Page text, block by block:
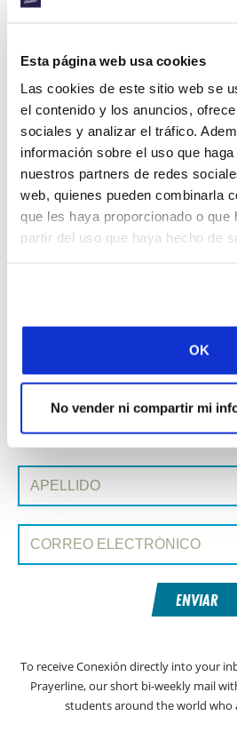
Esta página web usa cookies
Las cookies de este sitio web se
el contenido y los anuncios,
sociales y analizar el tráfico.
información sobre el uso que
nuestros partners de redes
web, quienes pueden combinarla
que les haya proporcionado o que
partir del uso que haya hecho de
OK
No vender ni compartir mi
CONEXIÓN
ASAMBLEA
2023: TABAH &
Compartiendo testimonios sinceros,
SIGN UP TO CONEXIÓN
Nombre de pila:
Apellido:
Correo electrónico:
ENVIAR
To receive Conexión directly into your
Prayerline, our short bi-weekly mail
students around the world who